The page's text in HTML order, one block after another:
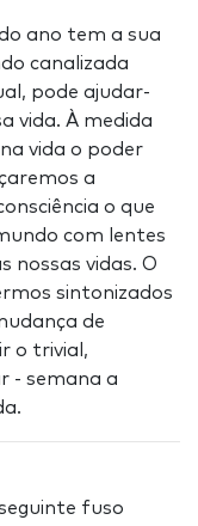
ano tem a sua
canalizada
pode ajudar-
vida. À medida
vida o poder
a
o que
com lentes
nossas vidas. O
sintonizados
de
o trivial,
- semana a
fuso